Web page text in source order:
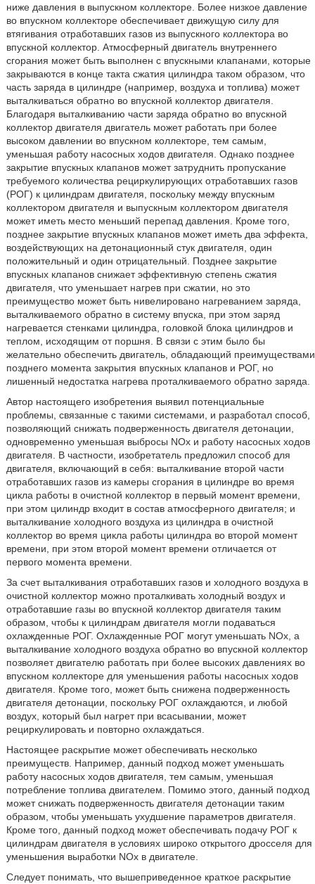
ниже давления в выпускном коллекторе. Более низкое давление
во впускном коллекторе обеспечивает движущую силу для
втягивания отработавших газов из выпускного коллектора во
впускной коллектор. Атмосферный двигатель внутреннего
сгорания может быть выполнен с впускными клапанами, которые
закрываются в конце такта сжатия цилиндра таком образом, что
часть заряда в цилиндре (например, воздуха и топлива) может
выталкиваться обратно во впускной коллектор двигателя.
Благодаря выталкиванию части заряда обратно во впускной
коллектор двигателя двигатель может работать при более
высоком давлении во впускном коллекторе, тем самым,
уменьшая работу насосных ходов двигателя. Однако позднее
закрытие впускных клапанов может затруднить пропускание
требуемого количества рециркулирующих отработавших газов
(РОГ) к цилиндрам двигателя, поскольку между впускным
коллектором двигателя и выпускным коллектором двигателя
может иметь место меньший перепад давления. Кроме того,
позднее закрытие впускных клапанов может иметь два эффекта,
воздействующих на детонационный стук двигателя, один
положительный и один отрицательный. Позднее закрытие
впускных клапанов снижает эффективную степень сжатия
двигателя, что уменьшает нагрев при сжатии, но это
преимущество может быть нивелировано нагреванием заряда,
выталкиваемого обратно в систему впуска, при этом заряд
нагревается стенками цилиндра, головкой блока цилиндров и
теплом, исходящим от поршня. В связи с этим было бы
желательно обеспечить двигатель, обладающий преимуществами
позднего момента закрытия впускных клапанов и РОГ, но
лишенный недостатка нагрева проталкиваемого обратно заряда.
Автор настоящего изобретения выявил потенциальные
проблемы, связанные с такими системами, и разработал способ,
позволяющий снижать подверженность двигателя детонации,
одновременно уменьшая выбросы NOx и работу насосных ходов
двигателя. В частности, изобретатель предложил способ для
двигателя, включающий в себя: выталкивание второй части
отработавших газов из камеры сгорания в цилиндре во время
цикла работы в очистной коллектор в первый момент времени,
при этом цилиндр входит в состав атмосферного двигателя; и
выталкивание холодного воздуха из цилиндра в очистной
коллектор во время цикла работы цилиндра во второй момент
времени, при этом второй момент времени отличается от
первого момента времени.
За счет выталкивания отработавших газов и холодного воздуха в
очистной коллектор можно проталкивать холодный воздух и
отработавшие газы во впускной коллектор двигателя таким
образом, чтобы к цилиндрам двигателя могли подаваться
охлажденные РОГ. Охлажденные РОГ могут уменьшать NOx, а
выталкивание холодного воздуха обратно во впускной коллектор
позволяет двигателю работать при более высоких давлениях во
впускном коллекторе для уменьшения работы насосных ходов
двигателя. Кроме того, может быть снижена подверженность
двигателя детонации, поскольку РОГ охлаждаются, и любой
воздух, который был нагрет при всасывании, может
рециркулировать и повторно охлаждаться.
Настоящее раскрытие может обеспечивать несколько
преимуществ. Например, данный подход может уменьшать
работу насосных ходов двигателя, тем самым, уменьшая
потребление топлива двигателем. Помимо этого, данный подход
может снижать подверженность двигателя детонации таким
образом, чтобы уменьшать ухудшение параметров двигателя.
Кроме того, данный подход может обеспечивать подачу РОГ к
цилиндрам двигателя в условиях широко открытого дросселя для
уменьшения выработки NOx в двигателе.
Следует понимать, что вышеприведенное краткое раскрытие